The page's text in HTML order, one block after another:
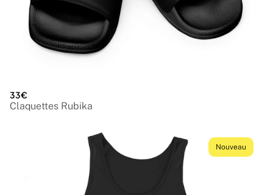
33€
Claquettes Rubika
Nouveau